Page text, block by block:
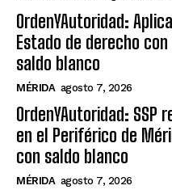
OrdenYAutoridad:
Estado de derecho
saldo blanco
MÉRIDA agosto 7, 2026
OrdenYAutoridad:
en el Periférico de
con saldo blanco
MÉRIDA agosto 7, 2026